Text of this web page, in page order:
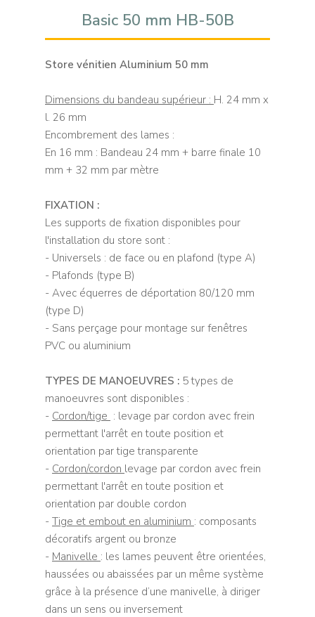
Basic 50 mm HB-50B
Store vénitien Aluminium 50 mm
Dimensions du bandeau supérieur : H. 24 mm x
l. 26 mm
Encombrement des lames :
En 16 mm : Bandeau 24 mm + barre finale 10
mm + 32 mm par mètre
FIXATION :
Les supports de fixation disponibles pour
l'installation du store sont :
- Universels : de face ou en plafond (type A)
- Plafonds (type B)
- Avec équerres de déportation 80/120 mm
(type D)
- Sans perçage pour montage sur fenêtres
PVC ou aluminium
TYPES DE MANOEUVRES : 5 types de
manoeuvres sont disponibles :
- Cordon/tige : levage par cordon avec frein
permettant l'arrêt en toute position et
orientation par tige transparente
- Cordon/cordon levage par cordon avec frein
permettant l'arrêt en toute position et
orientation par double cordon
- Tige et embout en aluminium : composants
décoratifs argent ou bronze
- Manivelle : les lames peuvent être orientées,
haussées ou abaissées par un même système
grâce à la présence d’une manivelle, à diriger
dans un sens ou inversement